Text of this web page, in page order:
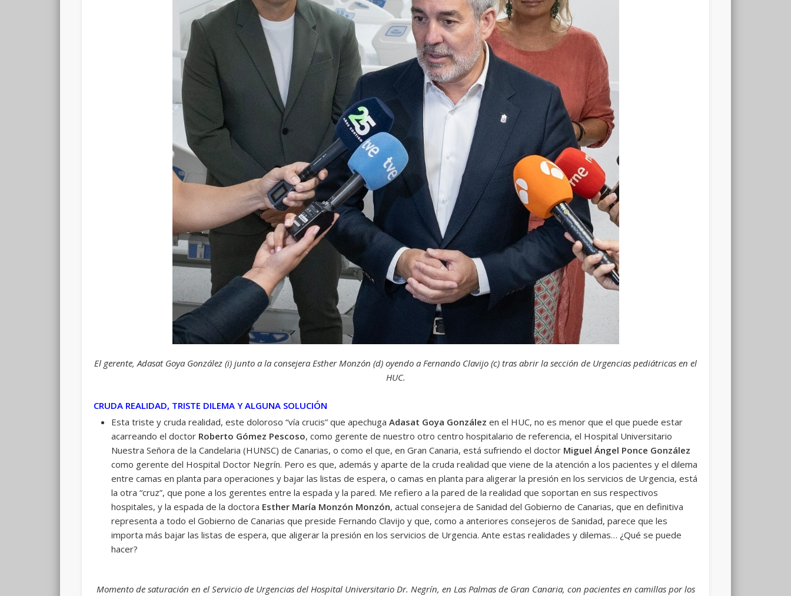
El gerente, Adasat Goya González (i) junto a la consejera Esther Monzón (d) oyendo a Fernando Clavijo (c) tras abrir la sección de Urgencias pediátricas en el
HUC.
CRUDA REALIDAD, TRISTE DILEMA Y ALGUNA SOLUCIÓN
Esta triste y cruda realidad, este doloroso “vía crucis” que apechuga Adasat Goya González en el HUC, no es menor que el que puede estar
acarreando el doctor Roberto Gómez Pescoso, como gerente de nuestro otro centro hospitalario de referencia, el Hospital Universitario
Nuestra Señora de la Candelaria (HUNSC) de Canarias, o como el que, en Gran Canaria, está sufriendo el doctor Miguel Ángel Ponce González
como gerente del Hospital Doctor Negrín. Pero es que, además y aparte de la cruda realidad que viene de la atención a los pacientes y el dilema
entre camas en planta para operaciones y bajar las listas de espera, o camas en planta para aligerar la presión en los servicios de Urgencia, está
la otra “cruz”, que pone a los gerentes entre la espada y la pared. Me refiero a la pared de la realidad que soportan en sus respectivos
hospitales, y la espada de la doctora Esther María Monzón Monzón, actual consejera de Sanidad del Gobierno de Canarias, que en definitiva
representa a todo el Gobierno de Canarias que preside Fernando Clavijo y que, como a anteriores consejeros de Sanidad, parece que les
importa más bajar las listas de espera, que aligerar la presión en los servicios de Urgencia. Ante estas realidades y dilemas… ¿Qué se puede
hacer?
Momento de saturación en el Servicio de Urgencias del Hospital Universitario Dr. Negrín, en Las Palmas de Gran Canaria, con pacientes en camillas por los